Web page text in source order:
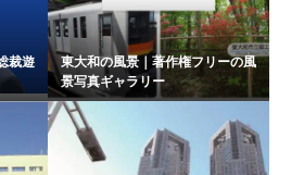
裁遊
東大和の風景｜著作権フリーの風
景写真ギャラリー